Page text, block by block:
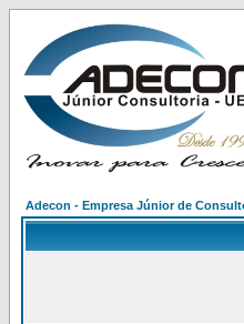
Adecon - Empresa Júnior de